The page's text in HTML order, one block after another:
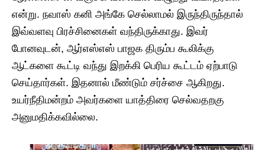
என்று. நவாஸ் கனி அங்கே செல்லாமல் இருந்திருந்தால்
இவ்வளவு பிரச்சினைகள் வந்திருக்காது. இவர்
போனவுடன், ஆர்எஸ்எஸ் பாஜக திரும்ப கூலிக்கு
ஆட்களை கூட்டி வந்து இறக்கி பெரிய கூட்டம் ஏற்பாடு
செய்தார்கள். இதனால் மீண்டும் சர்ச்சை ஆகிறது.
உயர்நீதிமன்றம் அவர்களை யாத்திரை செல்வதறகு
அனுமதிக்கவில்லை.